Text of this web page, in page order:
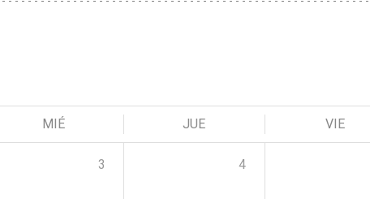
MIÉ JUE VIE
3 4